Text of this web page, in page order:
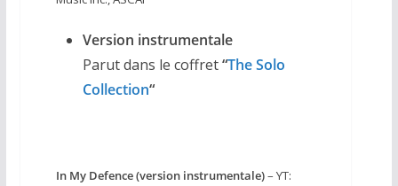
Version instrumentale
Parut dans le coffret“The Solo
Collection“
In My Defence (version instrumentale)– YT: